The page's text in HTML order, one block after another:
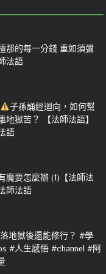
那的每一分錢 重如須彌
法語
子孫誦經迴向，如何幫
地獄苦？ 【法師法語】
語
魔要怎麼辦 (1)【法師法
師法語
地獄後還能修行？ #學
#人生感悟 #channel #阿